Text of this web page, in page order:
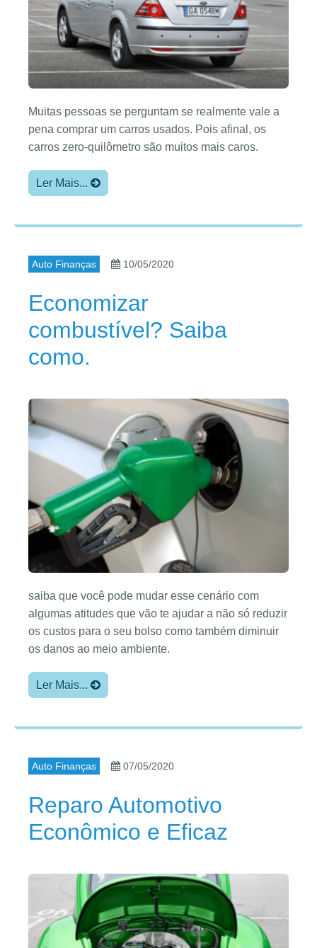
Muitas pessoas se perguntam se realmente vale a
pena comprar um carros usados. Pois afinal, os
carros zero-quilômetro são muitos mais caros.
Ler Mais...
Auto Finanças 10/05/2020
Economizar
combustível? Saiba
como.
saiba que você pode mudar esse cenário com
algumas atitudes que vão te ajudar a não só reduzir
os custos para o seu bolso como também diminuir
os danos ao meio ambiente.
Ler Mais...
Auto Finanças 07/05/2020
Reparo Automotivo
Econômico e Eficaz